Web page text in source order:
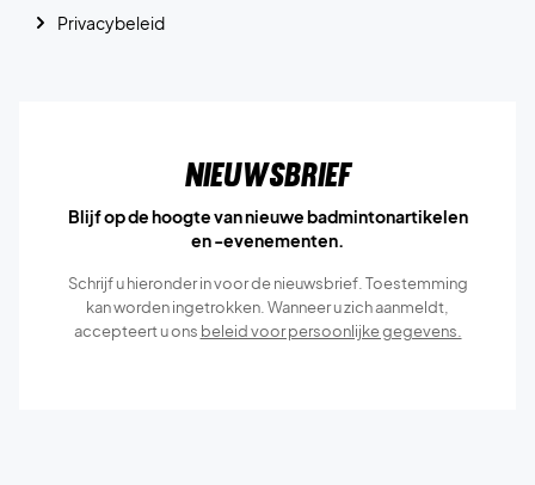
Privacybeleid
Nieuwsbrief
Blijf op de hoogte van nieuwe badmintonartikelen
en -evenementen.
Schrijf u hieronder in voor de nieuwsbrief. Toestemming
kan worden ingetrokken. Wanneer u zich aanmeldt,
accepteert u ons beleid voor persoonlijke gegevens.